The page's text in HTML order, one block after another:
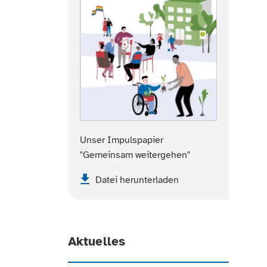
Unser Impulspapier
"Gemeinsam weitergehen"
Datei herunterladen
Aktuelles